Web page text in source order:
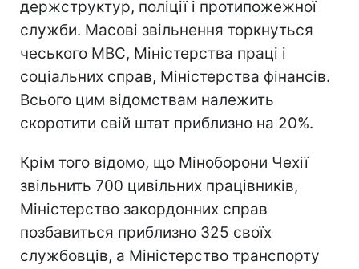
держструктур, поліції і протипожежної
служби. Масові звільнення торкнуться
чеського МВС, Міністерства праці і
соціальних справ, Міністерства фінансів.
Всього цим відомствам належить
скоротити свій штат приблизно на 20%.
Крім того відомо, що Міноборони Чехії
звільнить 700 цивільних працівників,
Міністерство закордонних справ
позбавиться приблизно 325 своїх
службовців, а Міністерство транспорту